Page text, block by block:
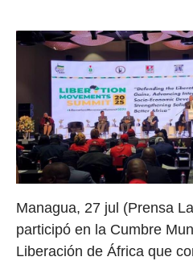
Managua, 27 jul (Prensa
participó en la Cumbre
Liberación de África que